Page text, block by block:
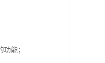
能；